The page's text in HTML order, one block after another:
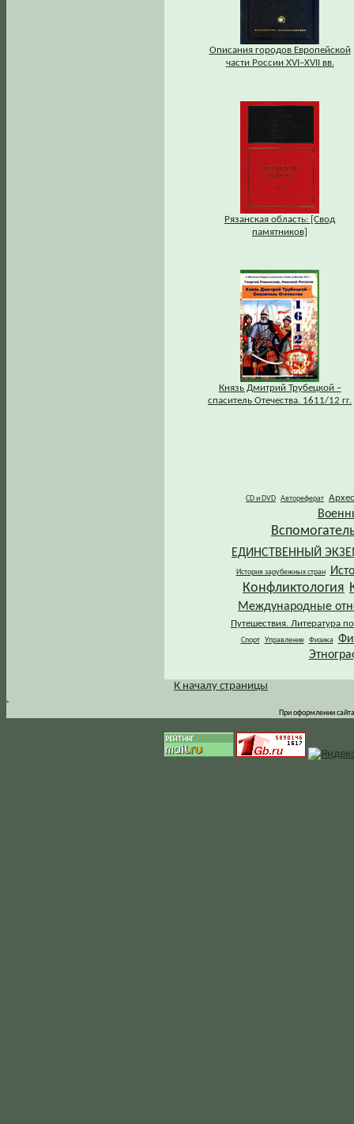
Описания городов Европейской
части России XVI–XVII вв.
Рязанская область: [Свод
памятников]
Князь Дмитрий Трубецкой –
спаситель Отечества. 1611/12 гг.
CD и DVD Автореферат
ЕДИНСТВЕННЫЙ
История зарубежных стран
Конфликтология
Международные
Путешествия. Литература
Спорт Управление Физика
.
К началу страницы
При оформлении